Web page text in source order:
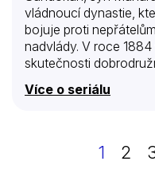
vládnoucí dynastie,
bojuje proti
nadvlády. V roce
skutečnosti
Emilia Salgariho,
Filmová verze
představitelem
ale také jeho
Více o seriálu
1 2